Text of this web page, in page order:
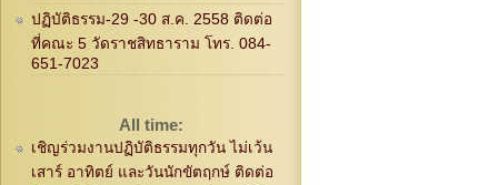
ปฏิบัติธรรม-29 -30 ส.ค. 2558 ติดต่อ
ที่คณะ 5 วัดราชสิทธาราม โทร. 084-
651-7023
All time:
เชิญร่วมงานปฏิบัติธรรมทุกวัน ไม่เว้น
เสาร์ อาทิตย์ และวันนักขัตฤกษ์ ติดต่อ